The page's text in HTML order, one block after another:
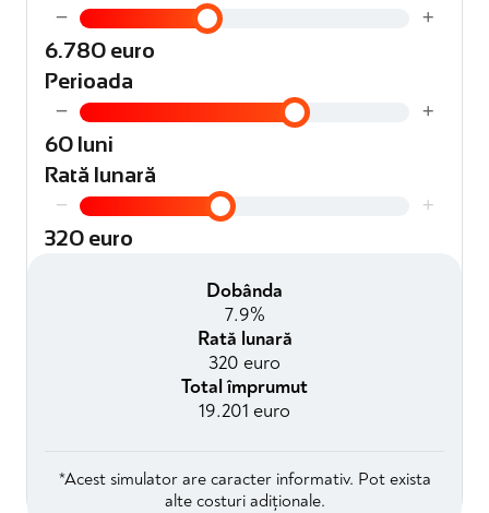
− +
6.780 euro
Perioada
− +
60 luni
Rată lunară
− +
320 euro
Dobânda
7.9%
Rată lunară
320 euro
Total împrumut
19.201 euro
*Acest simulator are caracter informativ. Pot exista
alte costuri adiționale.